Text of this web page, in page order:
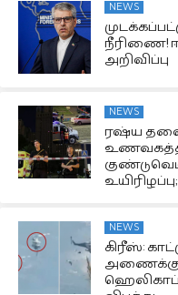
NEWS
நீரிணை!
அறிவிப்பு
NEWS
ரஷ்ய
NEWS
கிரீஸ்: